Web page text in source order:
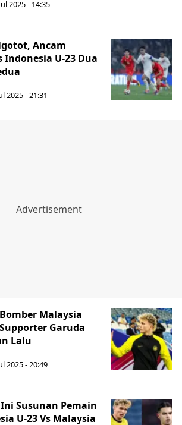
2025 - 14:35
Ancam
Indonesia U-23 Dua
2025 - 21:31
Malaysia
Garuda
Lalu
2025 - 20:49
Susunan Pemain
U-23 Vs Malaysia